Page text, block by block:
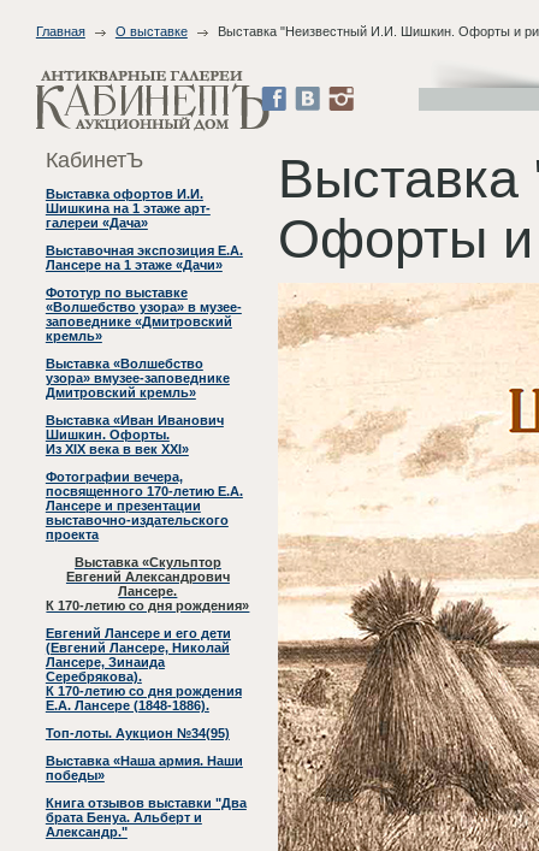
Главная О выставке Выставка "Неизвестный И.И. Шишкин. Офорты и
КабинетЪ
Выставка офортов И.И.
Шишкина на 1 этаже арт-
галереи «Дача»
Выставочная экспозиция Е.А.
Лансере на 1 этаже «Дачи»
Фототур по выставке
«Волшебство узора» в музее-
заповеднике «Дмитровский
кремль»
Выставка «Волшебство
узора» вмузее-заповеднике
Дмитровский кремль»
Выставка «Иван Иванович
Шишкин. Офорты.
Из XIX века в век XXI»
Фотографии вечера,
посвященного 170-летию Е.А.
Лансере и презентации
выставочно-издательского
проекта
Выставка «Скульптор
Евгений Александрович
Лансере.
К 170-летию со дня рождения»
Евгений Лансере и его дети
(Евгений Лансере, Николай
Лансере, Зинаида
Серебрякова).
К 170-летию со дня рождения
Е.А. Лансере (1848-1886).
Топ-лоты. Аукцион №34(95)
Выставка «Наша армия. Наши
победы»
Книга отзывов выставки "Два
брата Бенуа. Альберт и
Александр."
Офорты и